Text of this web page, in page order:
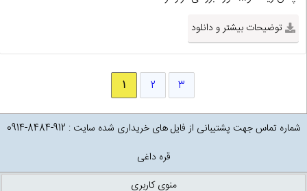
توضیحات بیشتر و دانلود
3
2
1
شماره تماس جهت پشتیبانی از فایل های خریداری شده سایت : 912-8484-0914
قره داغی
منوی کاربری